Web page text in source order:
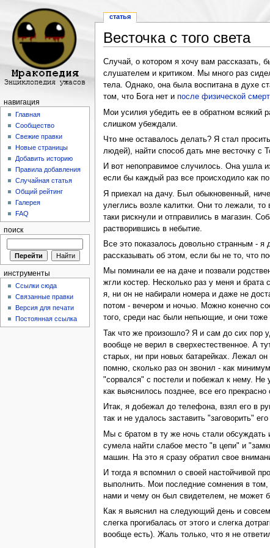
Весточка с того света
Случай, о котором я хочу вам
слушателем и критиком. Мы много раз
тела. Однако, она была воспитана в духе
том, что Бога нет и после физической
Мои усилия убедить ее в обратном всякий
слишком убеждали.
Что мне оставалось делать? Я стал
людей), найти способ дать мне весточку с
И вот непоправимое случилось. Она ушла
если бы каждый раз все происходило как
Я приехал на дачу. Был обыкновенный,
улеглись возле калитки. Они то лежали,
таки рискнули и отправились в магазин.
растворившись в небытие.
Все это показалось довольно странным -
рассказывать об этом, если бы не то, что
Мы поминали ее на даче и позвали
жгли костер. Несколько раз у меня и
я, ни он не набирали номера и даже не
потом - вечером и ночью. Можно конечно
того, среди нас были непьющие, и они
Так что же произошло? Я и сам до сих пор
вообще не верил в сверхестественное. А
старых, ни при новых батарейках. Лежал
помню, сколько раз он звонил - как
"сорвался" с постели и побежал к нему. Не
как выяснилось позднее, все его
Итак, я добежал до телефона, взял его в
так и не удалось заставить "заговорить"
Мы с братом в ту же ночь стали обсуждать
сумела найти слабое место "в цепи" и
машин. На это я сразу обратил свое
И тогда я вспомнил о своей настойчивой
выполнить. Мои последние сомнения в
нами и чему он был свидетелем, не может
Как я выяснил на следующий день и
слегка прогибалась от этого и слегка
вообще есть). Жаль только, что я не
статья
навигация
Главная
Сообщество
Свежие правки
Новые страницы
Добавить историю
Правила добавления
Случайная статья
Общий рейтинг
Галерея
FAQ
поиск
инструменты
Ссылки сюда
Связанные правки
Версия для печати
Постоянная ссылка